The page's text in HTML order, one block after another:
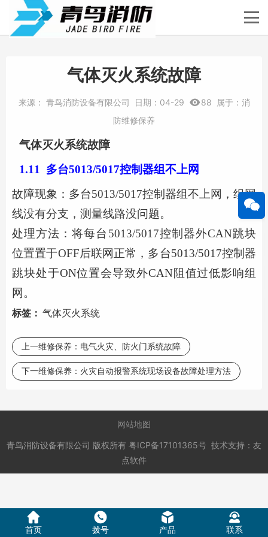
气体灭火系统故障
来源： 青鸟消防设备有限公司 日期： 04-29 88 属于： 消
防维修保养
气体灭火系统故障
1.11 多台5013/5017控制器组不上网
故障现象： 多台5013/5017控制器组不上网，组网
线没有分支，测量线路没问题。
处理方法：将每台 5013/5017控制器外CAN跳块
位置置于OFF后联网正常，多台5013/5017控制器
跳块处于ON位置会导致外CAN阻值过低影响组
网。
标签： 气体灭火系统
上一维修保养： 电气火灾、防火门系统故障
下一维修保养： 火灾自动报警系统现场设备故障处理方法
网站地图
青鸟消防设备有限公司 版权所有 粤ICP备17101365号 技术支持： 友
点软件
首页 拨号 产品 联系